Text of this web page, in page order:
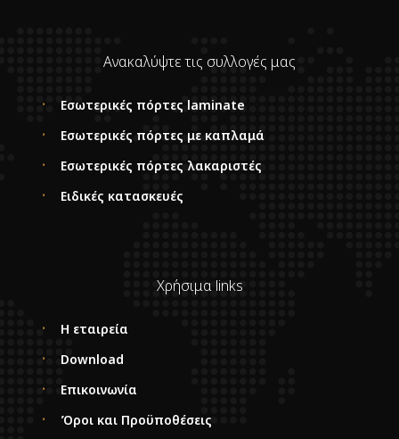
Ανακαλύψτε τις συλλογές μας
Εσωτερικές πόρτες laminate
Εσωτερικές πόρτες με καπλαμά
Εσωτερικές πόρτες λακαριστές
Ειδικές κατασκευές
Χρήσιμα links
Η εταιρεία
Download
Επικοινωνία
Όροι και Προϋποθέσεις